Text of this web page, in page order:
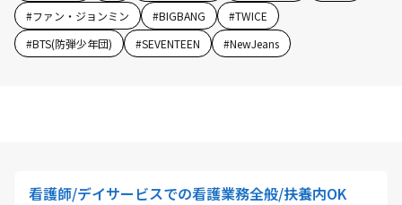
#ファン・ジョンミン #BIGBANG #TWICE
#BTS(防弾少年団) #SEVENTEEN #NewJeans
看護師/デイサービスでの看護業務全般/扶養内OK